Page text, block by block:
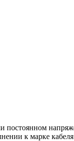
постоянном
к марке